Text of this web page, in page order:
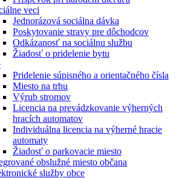
veci
Jednorázová sociálna dávka
Poskytovanie stravy pre dôchodcov
Odkázanosť na sociálnu službu
Žiadosť o pridelenie bytu
Pridelenie súpisného a orientačného čísla
Miesto na trhu
Výrub stromov
Licencia na prevádzkovanie výherných
hracích automatov
Individuálna licencia na výherné hracie
automaty
Žiadosť o parkovacie miesto
obslužné miesto občana
služby obce